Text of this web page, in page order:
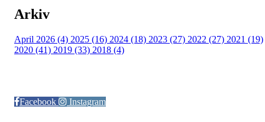
Arkiv
April 2026 (4) 2025 (16) 2024 (18) 2023 (27) 2022 (27) 2021 (19)
2020 (41) 2019 (33) 2018 (4)
Facebook
Instagram